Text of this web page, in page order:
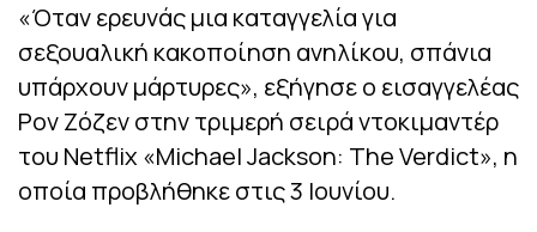
«Όταν ερευνάς μια καταγγελία για
σεξουαλική κακοποίηση ανηλίκου, σπάνια
υπάρχουν μάρτυρες», εξήγησε ο εισαγγελέας
Ρον Ζόζεν στην τριμερή σειρά ντοκιμαντέρ
του Netflix «Michael Jackson: The Verdict», η
οποία προβλήθηκε στις 3 Ιουνίου.